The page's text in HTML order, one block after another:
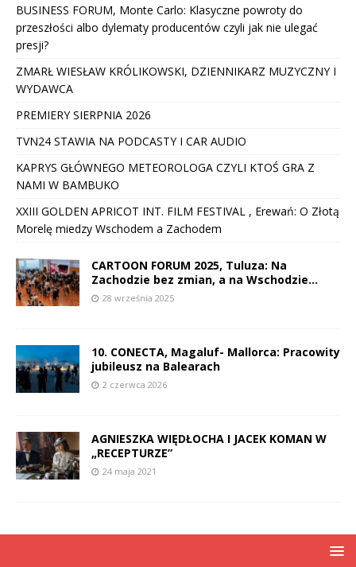
BUSINESS FORUM, Monte Carlo: Klasyczne powroty do
przeszłości albo dylematy producentów czyli jak nie ulegać
presji?
ZMARŁ WIESŁAW KRÓLIKOWSKI, DZIENNIKARZ MUZYCZNY I
WYDAWCA
PREMIERY SIERPNIA 2026
TVN24 STAWIA NA PODCASTY I CAR AUDIO
KAPRYS GŁÓWNEGO METEOROLOGA CZYLI KTOŚ GRA Z
NAMI W BAMBUKO
XXIII GOLDEN APRICOT INT. FILM FESTIVAL , Erewań: O Złotą
Morelę miedzy Wschodem a Zachodem
CARTOON FORUM 2025, Tuluza: Na
Zachodzie bez zmian, a na Wschodzie…
28 września 2025
10. CONECTA, Magaluf- Mallorca: Pracowity
jubileusz na Balearach
2 czerwca 2026
AGNIESZKA WIĘDŁOCHA I JACEK KOMAN W
„RECEPTURZE”
24 maja 2021